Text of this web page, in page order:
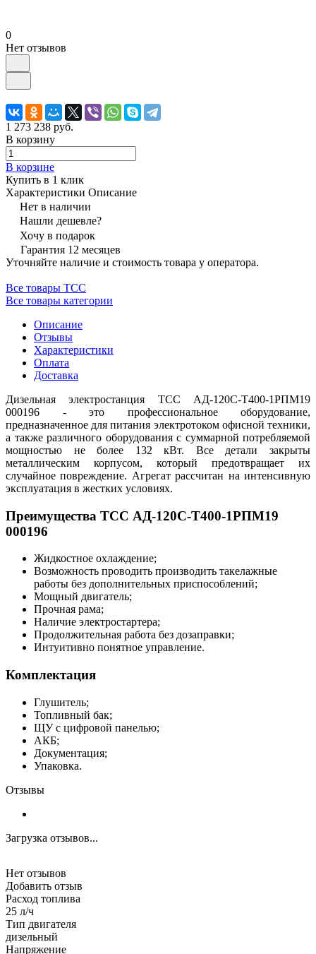
0
Нет отзывов
1 273 238 руб.
В корзину
В корзине
Купить в 1 клик
Характеристики Описание
Нет в наличии
Нашли дешевле?
Хочу в подарок
Гарантия 12 месяцев
Уточняйте наличие и стоимость товара у оператора.
Все товары ТСС
Все товары категории
Описание
Отзывы
Характеристики
Оплата
Доставка
Дизельная электростанция ТСС АД-120С-Т400-1РПМ19
000196 - это профессиональное оборудование,
предназначенное для питания электротоком офисной техники,
а также различного оборудования с суммарной потребляемой
мощностью не более 132 кВт. Все детали закрыты
металлическим корпусом, который предотвращает их
случайное повреждение. Агрегат рассчитан на интенсивную
эксплуатация в жестких условиях.
Преимущества ТСС АД-120С-Т400-1РПМ19
000196
Жидкостное охлаждение;
Возможность проводить производить такелажные
работы без дополнительных приспособлений;
Мощный двигатель;
Прочная рама;
Наличие электростартера;
Продолжительная работа без дозаправки;
Интуитивно понятное управление.
Комплектация
Глушитель;
Топливный бак;
ЩУ с цифровой панелью;
АКБ;
Документация;
Упаковка.
Отзывы
Загрузка отзывов...
Нет отзывов
Добавить отзыв
Расход топлива
25 л/ч
Тип двигателя
дизельный
Напряжение